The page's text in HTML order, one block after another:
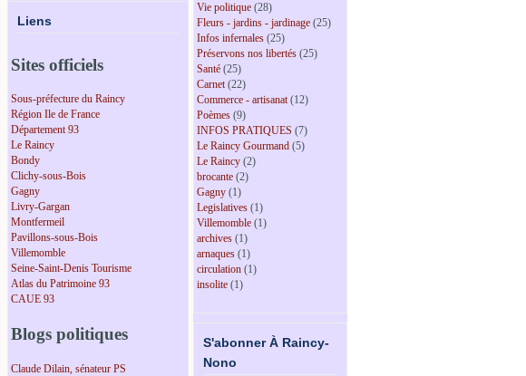
Liens
Sites officiels
Sous-préfecture du Raincy
Région Ile de France
Département 93
Le Raincy
Bondy
Clichy-sous-Bois
Gagny
Livry-Gargan
Montfermeil
Pavillons-sous-Bois
Villemomble
Seine-Saint-Denis Tourisme
Atlas du Patrimoine 93
CAUE 93
Blogs politiques
Claude Dilain, sénateur PS
Vie politique (28)
Fleurs - jardins - jardinage (25)
Infos infernales (25)
Préservons nos libertés (25)
Santé (25)
Carnet(22)
Commerce - artisanat(12)
Poèmes (9)
INFOS PRATIQUES (7)
Le Raincy Gourmand (5)
Le Raincy (2)
brocante (2)
Gagny (1)
Legislatives (1)
Villemomble (1)
archives (1)
arnaques (1)
circulation (1)
insolite (1)
S'abonner À Raincy-
Nono